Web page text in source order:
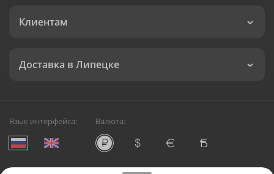
Клиентам
Доставка в Липецке
Язык интерфейса: Валюта: